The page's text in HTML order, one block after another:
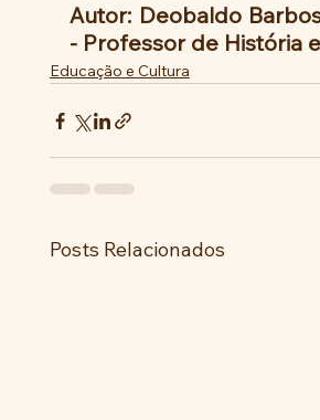
Autor: Deobaldo
- Professor de História
Educação e Cultura
Posts Relacionados